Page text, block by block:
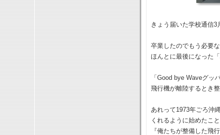
きょう届いた学校通信3
卒業したのでもう必要
ほんとに最後になった
「Good bye Waveグッ
飛行機が離陸するとき
あれって1973年ごろ沖
くれるように始めたこ
『俺たちが整備した飛